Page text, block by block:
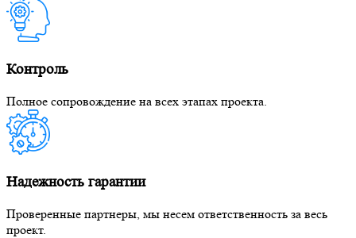
Контроль
Полное сопровождение на всех этапах проекта.
Надежность гарантии
Проверенные партнеры, мы несем ответственность за весь
проект.